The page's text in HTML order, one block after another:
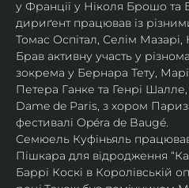
у Франції у Ніколя Брошо та
дириґент працював із
Томас Оспітал, Селім
Брав активну участь у
зокрема у Бернара Тету,
Петера Ганке та Генрі
Dame de Paris, з хором
фестивалі Opéra de Baugé.
Семюель Куфіньяль
Пішкара для відродження
Баррі Коскі в Королівській